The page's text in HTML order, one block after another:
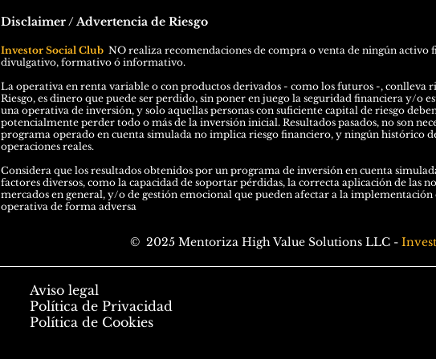
Disclaimer / Advertencia de Riesgo
Investor Social Club NO realiza recomendaciones de compra o venta de ningún
divulgativo, formativo ó informativo.
La operativa en renta variable o con productos derivados - como los futuros -, conlleva
Riesgo, es dinero que puede ser perdido, sin poner en juego la seguridad financiera y/o
una operativa de inversión, y solo aquellas personas con suficiente capital de riesgo
potencialmente perder todo o más de la inversión inicial. Resultados pasados, no son
programa operado en cuenta simulada no implica riesgo financiero, y ningún histórico
operaciones reales.
Considera que los resultados obtenidos por un programa de inversión en cuenta
factores diversos, como la capacidad de soportar pérdidas, la correcta aplicación de las
mercados en general, y/o de gestión emocional que pueden afectar a la
operativa de forma adversa
© 2025 Mentoriza High Value Solutions LLC -
Aviso legal
Política de Privacidad
Política de Cookies